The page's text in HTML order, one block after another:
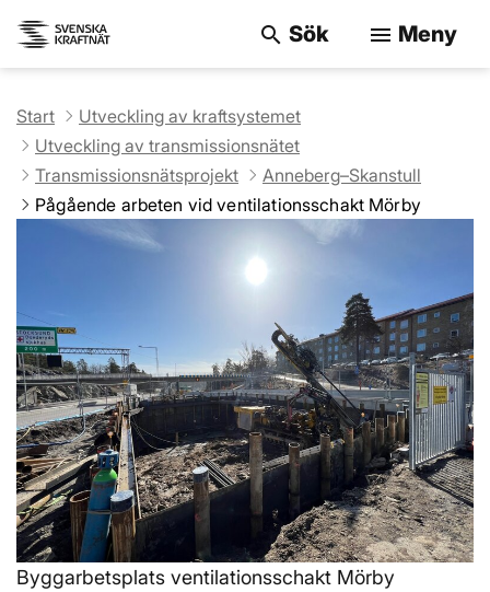
search Sök menu Meny
Start
Utveckling av kraftsystemet
Utveckling av transmissionsnätet
Transmissionsnätsprojekt
Anneberg–Skanstull
Pågående arbeten vid ventilationsschakt Mörby
Byggarbetsplats ventilationsschakt Mörby